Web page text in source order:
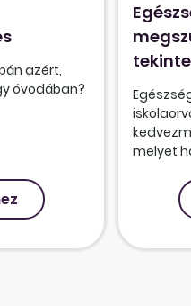
azért,
óvodában?
melyet